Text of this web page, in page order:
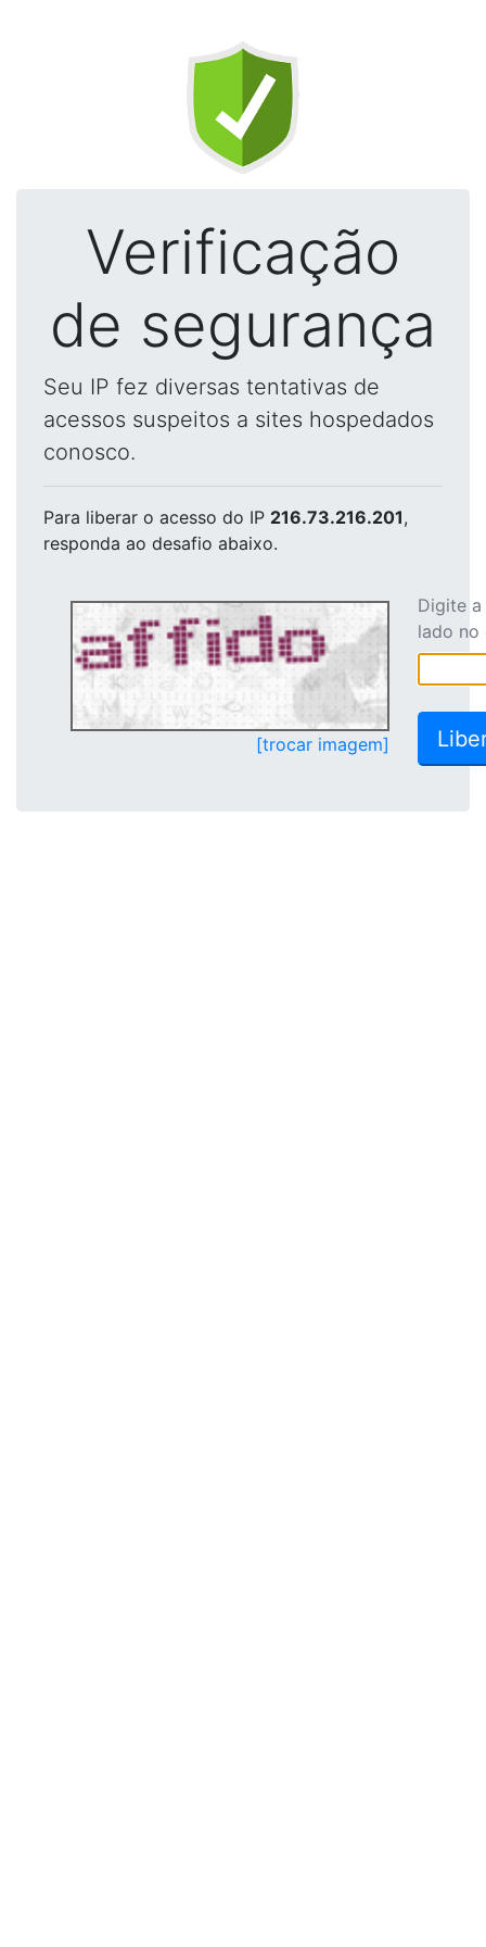
Verificação
de segurança
Seu IP fez diversas tentativas de
acessos suspeitos a sites hospedados
conosco.
Para liberar o acesso do IP 216.73.216.201,
responda ao desafio abaixo.
[trocar imagem]
Digite
lado no